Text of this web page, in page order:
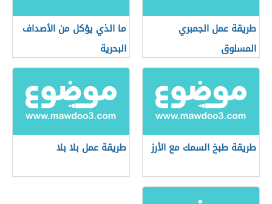
طريقة عمل الجمبري
المسلوق
ما الذي يؤكل من الأصداف
البحرية
طريقة طبخ السمك مع الأرز طريقة عمل بلا بلا